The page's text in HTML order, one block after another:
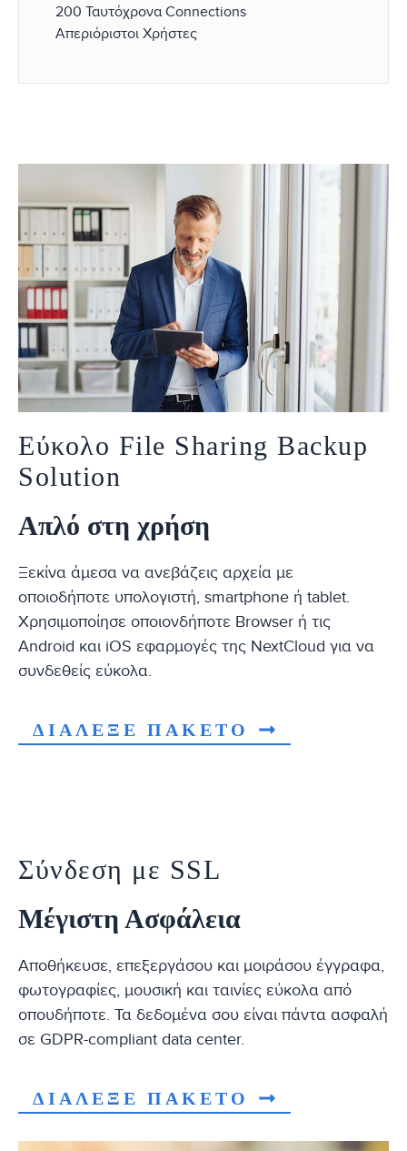
200 Ταυτόχρονα Connections
Απεριόριστοι Χρήστες
Εύκολο File Sharing Backup
Solution
Απλό στη χρήση
Ξεκίνα άμεσα να ανεβάζεις αρχεία με
οποιοδήποτε υπολογιστή, smartphone ή tablet.
Χρησιμοποίησε οποιονδήποτε Browser ή τις
Android και iOS εφαρμογές της NextCloud για να
συνδεθείς εύκολα.
ΔΙΑΛΕΞΕ ΠΑΚΕΤΟ
Σύνδεση με SSL
Μέγιστη Ασφάλεια
Αποθήκευσε, επεξεργάσου και μοιράσου έγγραφα,
φωτογραφίες, μουσική και ταινίες εύκολα από
οπουδήποτε. Τα δεδομένα σου είναι πάντα ασφαλή
σε GDPR-compliant data center.
ΔΙΑΛΕΞΕ ΠΑΚΕΤΟ